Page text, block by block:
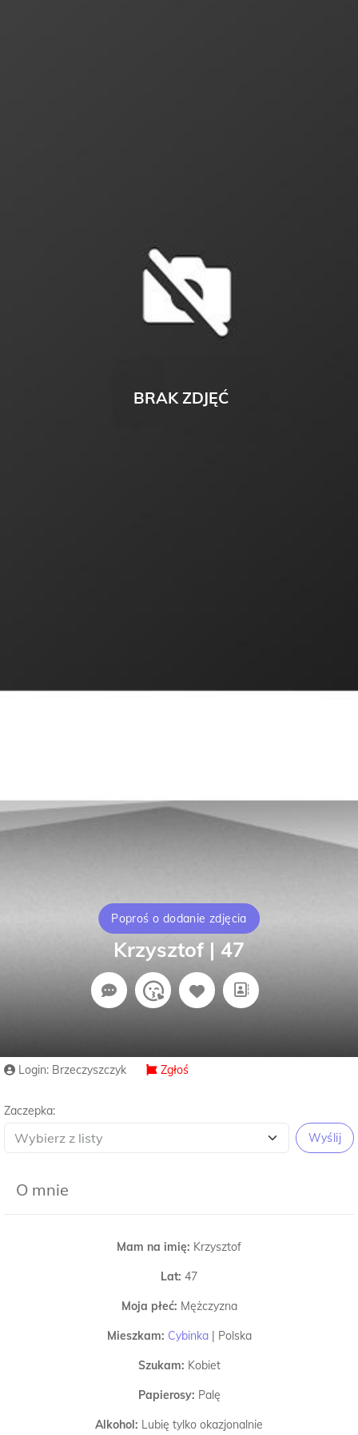
Krzysztof | 47
Poproś o dodanie zdjęcia
BRAK ZDJĘĆ
Login: Brzeczyszczyk Zgłoś
Zaczepka:
Wyślij
O mnie
Mam na imię: Krzysztof
Lat: 47
Moja płeć: Mężczyzna
Mieszkam: Cybinka| Polska
Szukam: Kobiet
Papierosy: Palę
Alkohol: Lubię tylko okazjonalnie